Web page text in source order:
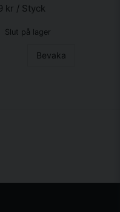
kr / Styck
Slut på lager
Bevaka